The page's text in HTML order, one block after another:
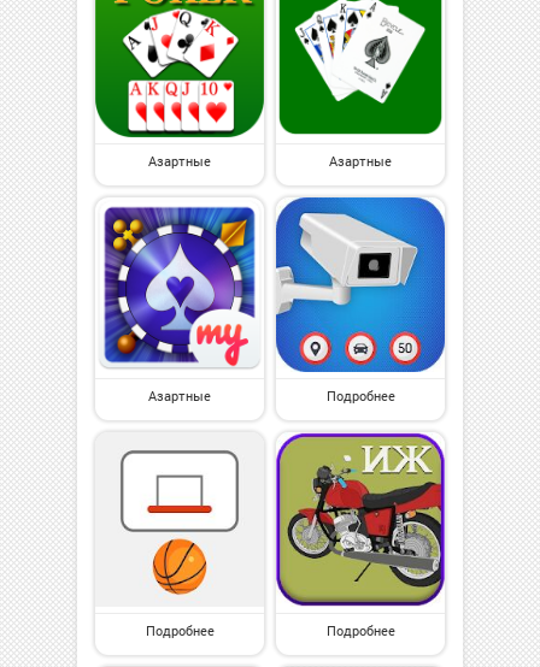
Азартные Азартные
Азартные Подробнее
Подробнее Подробнее